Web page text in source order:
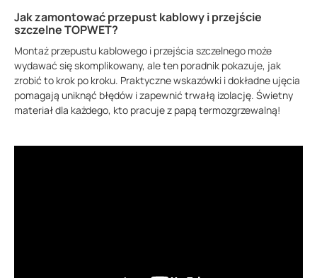
Jak zamontować przepust kablowy i przejście
szczelne TOPWET?
Montaż przepustu kablowego i przejścia szczelnego może
wydawać się skomplikowany, ale ten poradnik pokazuje, jak
zrobić to krok po kroku. Praktyczne wskazówki i dokładne ujęcia
pomagają uniknąć błędów i zapewnić trwałą izolację. Świetny
materiał dla każdego, kto pracuje z papą termozgrzewalną!